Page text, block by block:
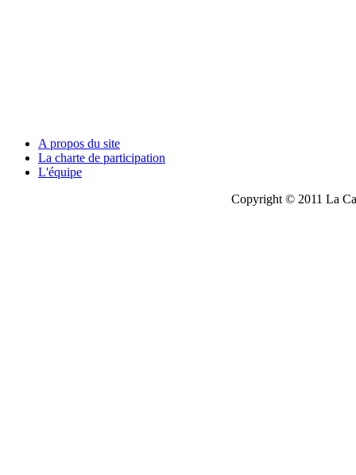
A propos du site
La charte de participation
L'équipe
Copyright © 2011 La